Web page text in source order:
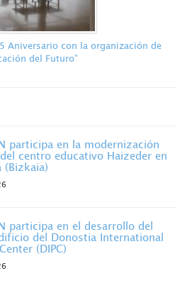
Aniversario con la organización de
del Futuro”
participa en la modernización
centro educativo Haizeder en
(Bizkaia)
participa en el desarrollo del
del Donostia International
(DIPC)